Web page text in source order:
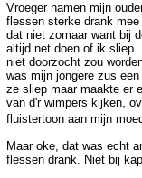
Vroeger namen mijn
flessen sterke drank
dat niet zomaar want bij
altijd net doen of ik sliep.
niet doorzocht zou
was mijn jongere zus
ze sliep maar maakte er
van d'r wimpers kijken,
fluistertoon aan mijn
Maar oke, dat was echt
flessen drank. Niet bij